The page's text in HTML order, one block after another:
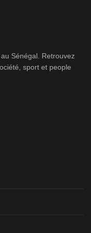
Sénégal. Retrouvez
sport et people